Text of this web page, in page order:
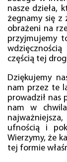
nasze dzieła,
żegnamy się z
obrażeni na
przyjmujemy
częścią tej
Dziękujemy
nam przez te
prowadził nas
nam w
ufnością i
Wierzymy, że
tej formie